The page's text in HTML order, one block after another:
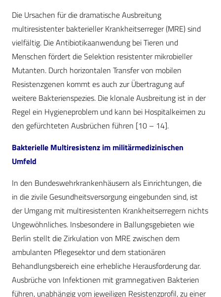
Die Ursachen für die dramatische Ausbreitung
multiresistenter bakterieller Krankheitserreger (MRE) sind
vielfältig. Die Antibiotikaanwendung bei Tieren und
Menschen fördert die Selektion resistenter mikrobieller
Mutanten. Durch horizontalen Transfer von mobilen
Resistenzgenen kommt es auch zur Übertragung auf
weitere Bakterienspezies. Die klonale Ausbreitung ist in der
Regel ein Hygieneproblem und kann bei Hospitalkeimen zu
den gefürchteten Ausbrüchen führen [10 – 14].
Bakterielle Multiresistenz im ­militärmedizinischen
Umfeld
In den Bundeswehrkrankenhäusern als Einrichtungen, die
in die zivile Gesundheitsversorgung eingebunden sind, ist
der Umgang mit multiresistenten Krankheitserregern nichts
Ungewöhnliches. Insbesondere in Ballungsgebieten wie
Berlin stellt die Zirkulation von MRE zwischen dem
ambulanten Pflegesektor und dem stationären
Behandlungsbereich eine erhebliche Herausforderung dar.
Ausbrüche von Infektionen mit gramnegativen Bakterien
führen, unabhängig vom jeweiligen Resistenzprofil, zu einer